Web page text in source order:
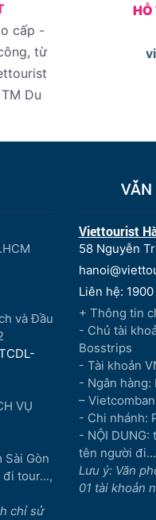
cấp -
từ
Du
HỖ
và Đầu
VỤ
Sài Gòn
đi tour...,
chỉ sử
Viettourist
58 Nguyễn
Liên hệ:
+ Thông tin
- Chủ tài
Bosstrips
- Tài khoản
- Ngân hàng:
–
- Chi nhánh:
- NỘI
tên người đi...
Lưu ý: Văn
01 tài khoản